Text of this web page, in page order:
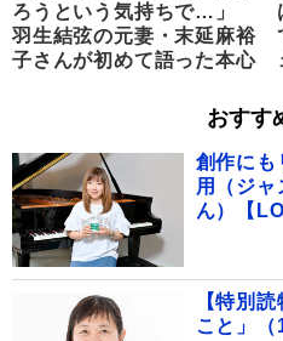
ろうという気持ちで…」
羽生結弦の元妻・末延麻裕
子さんが初めて語った本心
おすす
創作にも
用（ジ
ん）【
【特別
こと」